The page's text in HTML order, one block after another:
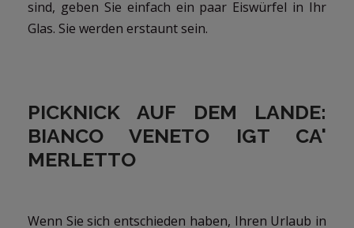
sind, geben Sie einfach ein paar Eiswürfel in Ihr
Glas. Sie werden erstaunt sein.
PICKNICK AUF DEM LANDE:
BIANCO VENETO IGT CA'
MERLETTO
Wenn Sie sich entschieden haben, Ihren Urlaub in